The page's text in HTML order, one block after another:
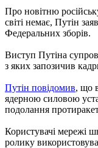
Про новітню
світі немає, Путін
Федеральних зборів.
Виступ Путіна
з яких запозичив
Путін повідомив, що
ядерною силовою
подолання
Користувачі мережі
ролику